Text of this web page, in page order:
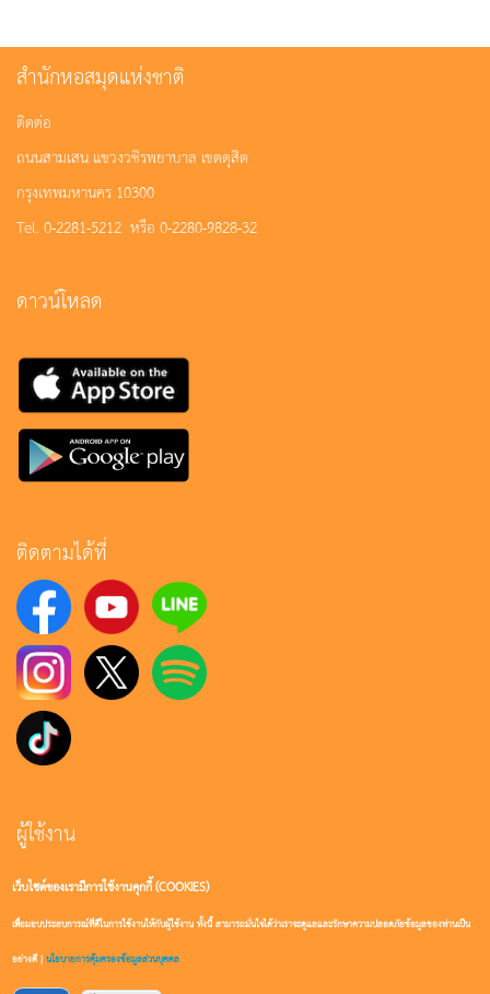
สำนักหอสมุดแห่งชาติ
ติดต่อ
ถนนสามเสน แขวงวชิรพยาบาล เขตดุสิต
กรุงเทพมหานคร 10300
Tel. 0-2281-5212 หรือ 0-2280-9828-32
ดาวน์โหลด
ติดตามได้ที่
ผู้ใช้งาน
เข้าสู่ระบบ
สมัครสมาชิก
เว็บไซต์ของเรามีการใช้งานคุกกี้ (COOKIES)
เพื่อมอบประสบการณ์ที่ดีในการใช้งานให้กับผู้ใช้งาน ทั้งนี้ สามารถมั่นใจได้ว่าเราจะดูแลและรักษาความปลอดภัยข้อมูลของท่านเป็น
อย่างดี |นโยบายการคุ้มครองข้อมูลส่วนบุคคล